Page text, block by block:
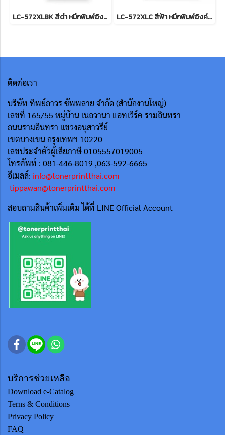
LC-572XLBK สีดำ หมึกพิมพ์อิงค์เจ็ทบราเดอร์ รับประกันศูนย์บริการของแท้แน่นอน BK , INK CATRIDGE 3,000 Pgs for J3660,J3960 LC-572XLC สีฟ้า หมึกพิมพ์อิงค์เจ็ทบราเดอร์ รับประกันศูนย์บริการของแท้แน่นอน , INK CATRIDGE 1,500 Pgs for J3660,J3960
ติดต่อเรา
บริษัท ทิพย์ถาวร ซัพพลาย จำกัด (สำนักงานใหญ่)
เลขที่ 165/55 หมู่บ้าน เนอวานา แอทเวิร์ค รามอินทรา
ถนนรามอินทรา แขวงอนุสาวรีย์
เขตบางเขน กรุงเทพฯ 10220
เลขประจำตัวผู้เสียภาษี 0105557019005
โทรศัพท์ : 081-446-8019 ,063-592-6665
อีเมลล์: info@tonerprintthai.com
tippawan@tonerprintthai.com
สอบถามสินค้าเพิ่มเติม ได้ที่ LINE Official Account
บริการช่วยเหลือ
Download e-Catalog
Terns & Conditions
Privacy Policy
FAQ